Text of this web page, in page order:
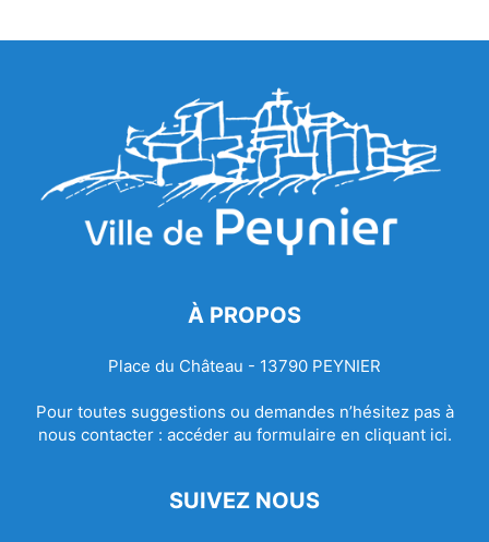
À PROPOS
Place du Château - 13790 PEYNIER
Pour toutes suggestions ou demandes n’hésitez pas à
nous contacter : accéder au formulaire en cliquant ici.
SUIVEZ NOUS